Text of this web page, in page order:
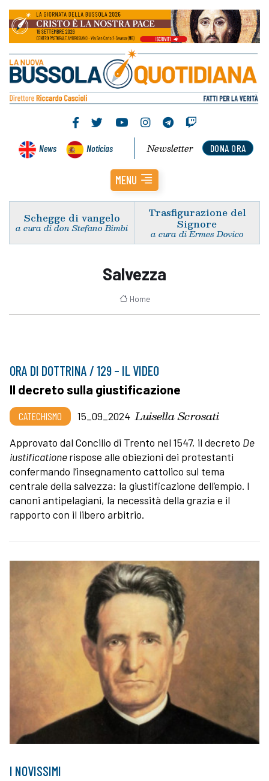
News Noticias DONA ORA
Newsletter
MENU
Schegge di vangelo
a cura di don Stefano Bimbi
Trasfigurazione del
Signore
a cura di Ermes Dovico
Salvezza
Home
ORA DI DOTTRINA / 129 – IL VIDEO
Il decreto sulla giustificazione
CATECHISMO 15_09_2024 Luisella Scrosati
Approvato dal Concilio di Trento nel 1547, il decreto De
iustificationerispose alle obiezioni dei protestanti
confermando l’insegnamento cattolico sul tema
centrale della salvezza: la giustificazione dell’empio. I
canoni antipelagiani, la necessità della grazia e il
rapporto con il libero arbitrio.
I NOVISSIMI